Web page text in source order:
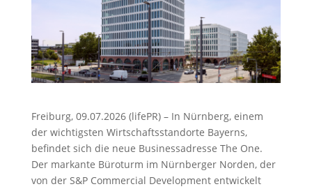
Freiburg, 09.07.2026 (lifePR) – In Nürnberg, einem
der wichtigsten Wirtschaftsstandorte Bayerns,
befindet sich die neue Businessadresse The One.
Der markante Büroturm im Nürnberger Norden, der
von der S&P Commercial Development entwickelt